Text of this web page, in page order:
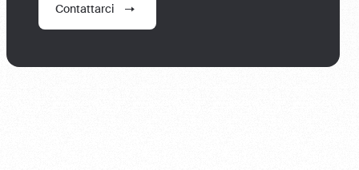
Contattarci